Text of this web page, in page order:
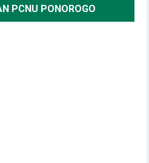
PCNU PONOROGO